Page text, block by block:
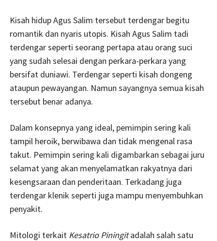
Kisah hidup Agus Salim tersebut terdengar begitu
romantik dan nyaris utopis. Kisah Agus Salim tadi
terdengar seperti seorang pertapa atau orang suci
yang sudah selesai dengan perkara-perkara yang
bersifat duniawi. Terdengar seperti kisah dongeng
ataupun pewayangan. Namun sayangnya semua kisah
tersebut benar adanya.
Dalam konsepnya yang ideal, pemimpin sering kali
tampil heroik, berwibawa dan tidak mengenal rasa
takut. Pemimpin sering kali digambarkan sebagai juru
selamat yang akan menyelamatkan rakyatnya dari
kesengsaraan dan penderitaan. Terkadang juga
terdengar klenik seperti juga mampu menyembuhkan
penyakit.
Mitologi terkait Kesatrio Piningitadalah salah satu